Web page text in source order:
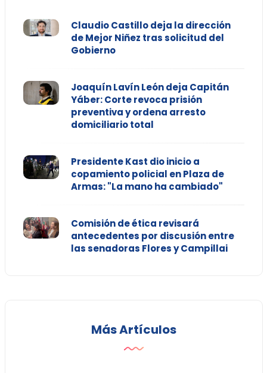
Claudio Castillo deja la dirección
de Mejor Niñez tras solicitud del
Gobierno
Joaquín Lavín León deja Capitán
Yáber: Corte revoca prisión
preventiva y ordena arresto
domiciliario total
Presidente Kast dio inicio a
copamiento policial en Plaza de
Armas: "La mano ha cambiado"
Comisión de ética revisará
antecedentes por discusión entre
las senadoras Flores y Campillai
Más Artículos